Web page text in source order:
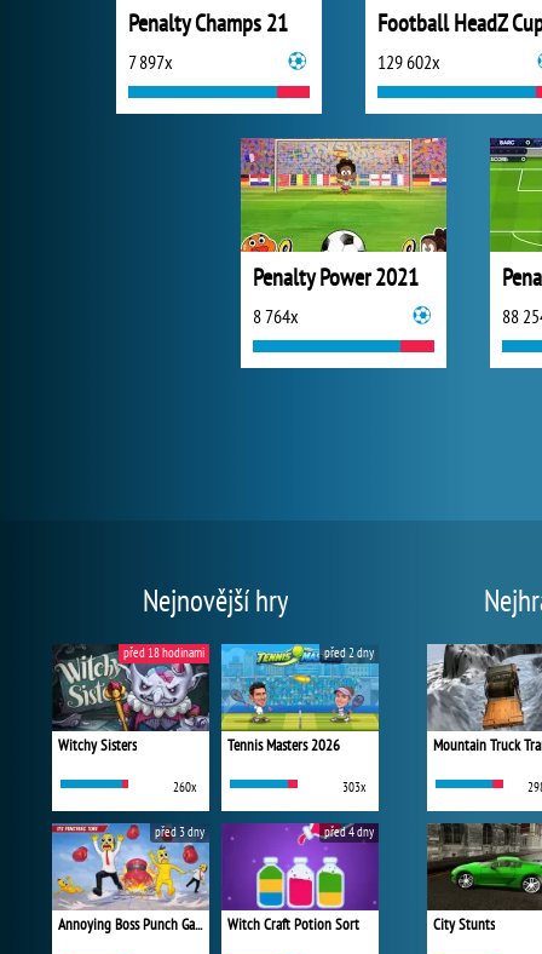
Penalty Champs 21
7 897x
Football HeadZ
129 602x
Penalty Power 2021
8 764x 88
Nejnovější hry
Witchy Sisters
260x
před 18 hodinami
Tennis Masters 2026
303x
před 2 dny
Annoying Boss Punch Game
před 3 dny
Witch Craft Potion Sort
před 4 dny
Mountain Truck
City Stunts